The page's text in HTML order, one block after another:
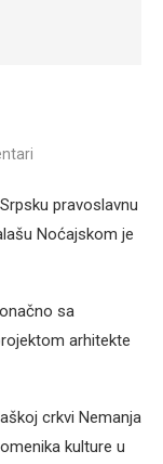
pravoslavnu
Noćajskom je
sa
arhitekte
crkvi Nemanja
kulture u